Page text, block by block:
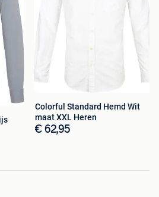
Colorful Standard Hemd Wit
maat XXL Heren
€ 62,95